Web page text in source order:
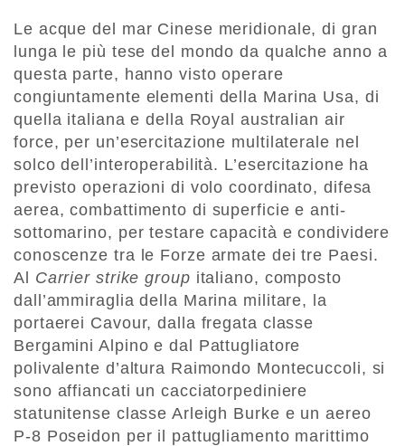
Le acque del mar Cinese meridionale, di gran
lunga le più tese del mondo da qualche anno a
questa parte, hanno visto operare
congiuntamente elementi della Marina Usa, di
quella italiana e della Royal australian air
force, per un’esercitazione multilaterale nel
solco dell’interoperabilità. L’esercitazione ha
previsto operazioni di volo coordinato, difesa
aerea, combattimento di superficie e anti-
sottomarino, per testare capacità e condividere
conoscenze tra le Forze armate dei tre Paesi.
Al Carrier strike group italiano, composto
dall’ammiraglia della Marina militare, la
portaerei Cavour, dalla fregata classe
Bergamini Alpino e dal Pattugliatore
polivalente d’altura Raimondo Montecuccoli, si
sono affiancati un cacciatorpediniere
statunitense classe Arleigh Burke e un aereo
P-8 Poseidon per il pattugliamento marittimo